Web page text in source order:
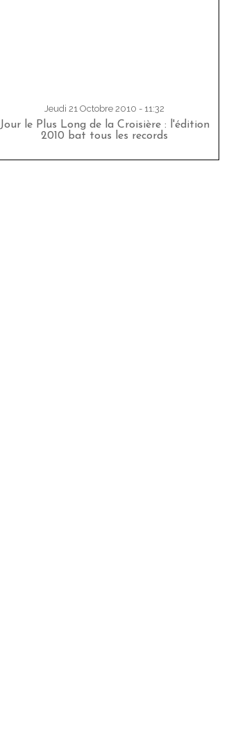
Jeudi 21 Octobre 2010 - 11:32
Jour le Plus Long de la Croisière : l'édition
2010 bat tous les records